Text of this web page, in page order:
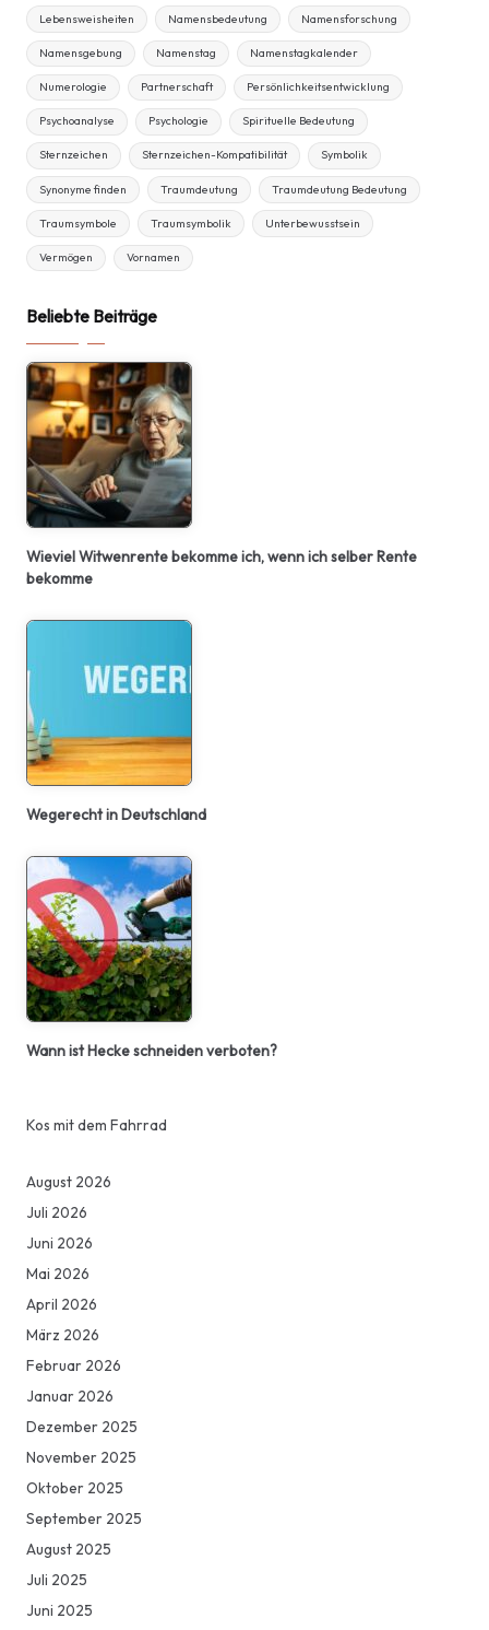
Lebensweisheiten Namensbedeutung Namensforschung
Namensgebung Namenstag Namenstagkalender
Numerologie Partnerschaft Persönlichkeitsentwicklung
Psychoanalyse Psychologie Spirituelle Bedeutung
Sternzeichen Sternzeichen-Kompatibilität Symbolik
Synonyme finden Traumdeutung Traumdeutung Bedeutung
Traumsymbole Traumsymbolik Unterbewusstsein
Vermögen Vornamen
Beliebte Beiträge
Wieviel Witwenrente bekomme ich, wenn ich selber Rente
bekomme
Wegerecht in Deutschland
Wann ist Hecke schneiden verboten?
Kos mit dem Fahrrad
August 2026
Juli 2026
Juni 2026
Mai 2026
April 2026
März 2026
Februar 2026
Januar 2026
Dezember 2025
November 2025
Oktober 2025
September 2025
August 2025
Juli 2025
Juni 2025